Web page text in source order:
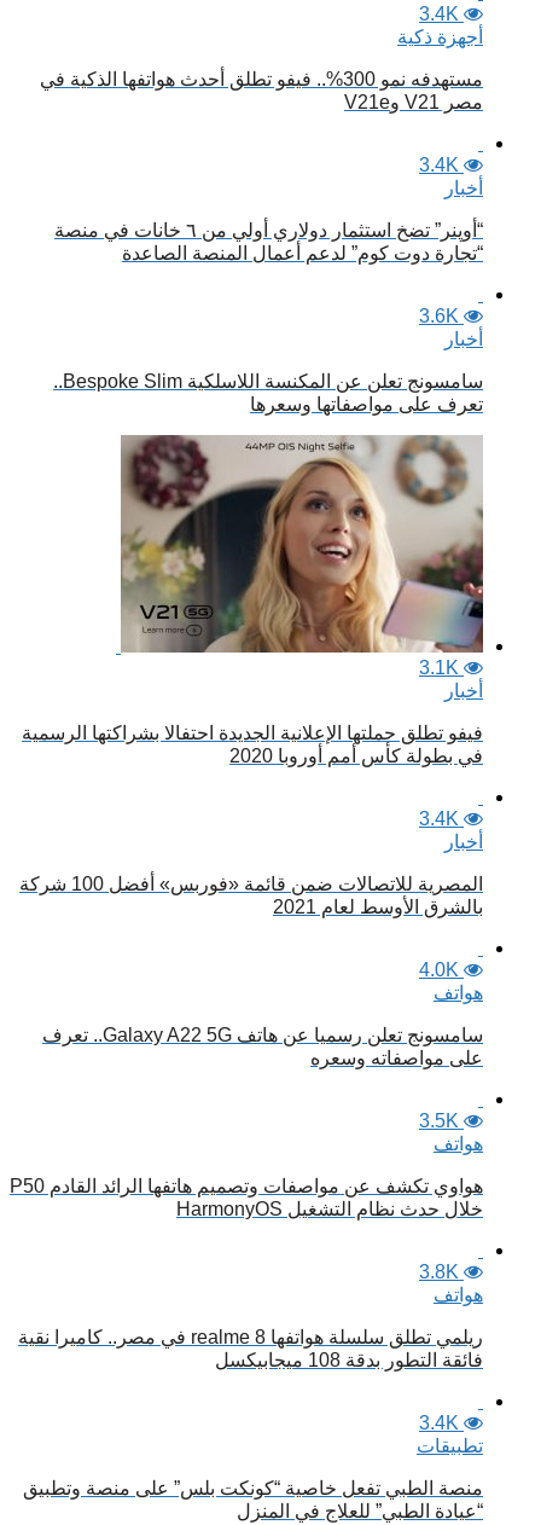
3.4K
أجهزة ذكية
مستهدفه نمو 300%.. فيفو تطلق أحدث هواتفها الذكية في
مصر V21 وV21e
3.4K
أخبار
“أوپنر” تضخ استثمار دولاري أولي من ٦ خانات في منصة
“تجارة دوت كوم” لدعم أعمال المنصة الصاعدة
3.6K
أخبار
سامسونج تعلن عن المكنسة اللاسلكية Bespoke Slim..
تعرف على مواصفاتها وسعرها
3.1K
أخبار
فيفو تطلق حملتها الإعلانية الجديدة احتفالا بشراكتها الرسمية
في بطولة كأس أمم أوروبا 2020
3.4K
أخبار
المصرية للاتصالات ضمن قائمة «فوربس» أفضل 100 شركة
بالشرق الأوسط لعام 2021
4.0K
هواتف
سامسونج تعلن رسميا عن هاتف Galaxy A22 5G.. تعرف
على مواصفاته وسعره
3.5K
هواتف
هواوي تكشف عن مواصفات وتصميم هاتفها الرائد القادم P50
خلال حدث نظام التشغيل HarmonyOS
3.8K
هواتف
ريلمي تطلق سلسلة هواتفها realme 8 في مصر.. كاميرا نقية
فائقة التطور بدقة 108 ميجابيكسل
3.4K
تطبيقات
منصة الطبي تفعل خاصية “كونكت بلس” على منصة وتطبيق
“عيادة الطبي” للعلاج في المنزل